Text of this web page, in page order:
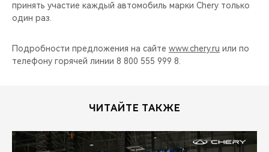
принять участие каждый автомобиль марки Chery только
один раз.
Подробности предложения на сайте www.chery.ru или по
телефону горячей линии 8 800 555 999 8.
ЧИТАЙТЕ ТАКЖЕ